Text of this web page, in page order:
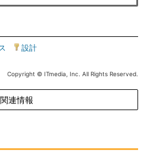
設計
Copyright © ITmedia, Inc. All Rights Reserved.
関連情報